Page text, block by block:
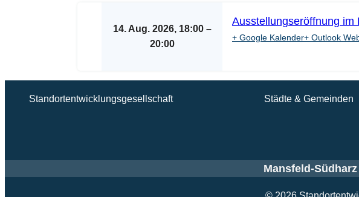
14. Aug. 2026, 18:00 –
20:00
Ausstellungseröffnung
+ Google Kalender+ Outlook
Standortentwicklungsgesellschaft Städte & Gemeinden
Mansfeld-